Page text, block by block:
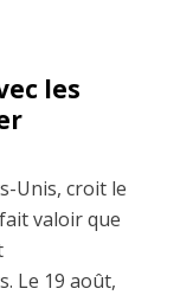
les
Unis, croit le
valoir que
Le 19 août,